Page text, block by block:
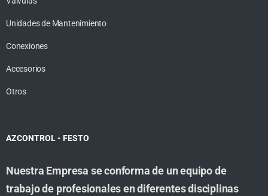
Unidades de Mantenimiento
Conexiones
Accesorios
Otros
AZCONTROL - FESTO
Nuestra Empresa se conforma de un equipo de
trabajo de profesionales en diferentes disciplinas